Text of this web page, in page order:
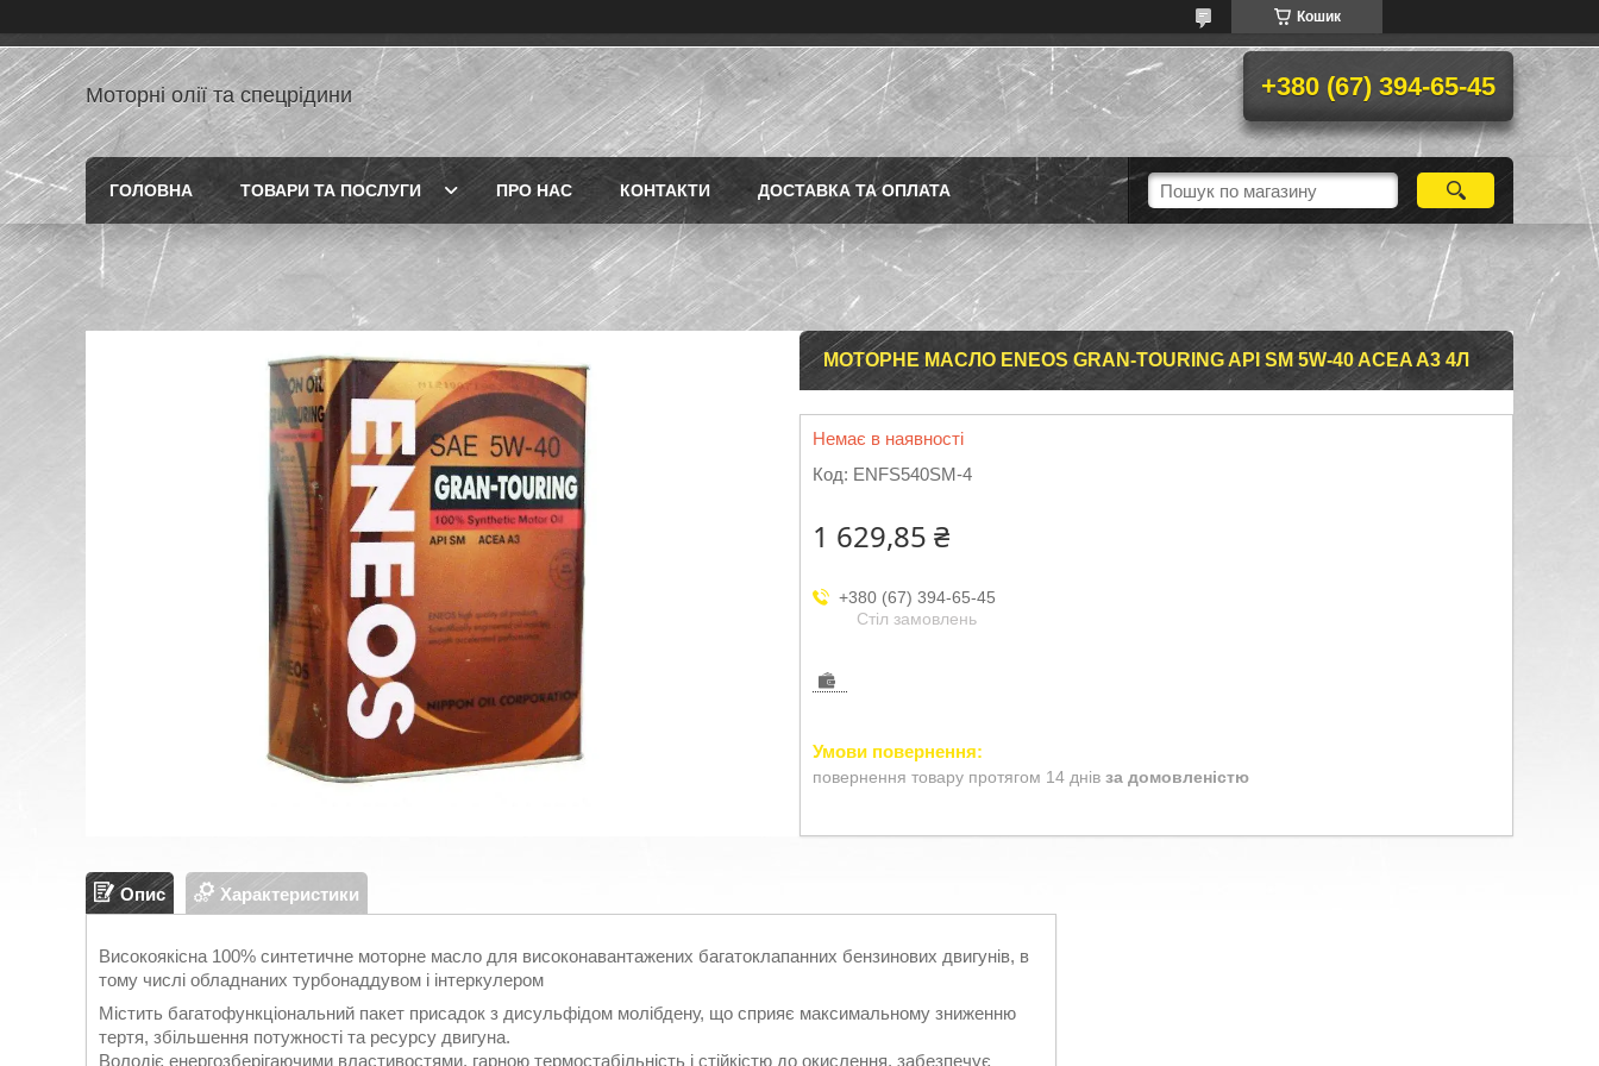
Кошик
Моторні олії та спецрідини +380 (67) 394-65-45
ГОЛОВНА ТОВАРИ ТА ПОСЛУГИ ПРО НАС КОНТАКТИ ДОСТАВКА ТА ОПЛАТА
МОТОРНЕ МАСЛО ENEOS GRAN-TOURING API SM 5W-40 ACEA A3 4Л
Немає в наявності
Код: ENFS540SM-4
1 629,85 ₴
+380 (67) 394-65-45
Стіл замовлень
повернення товару протягом 14 днів за домовленістю
Опис Характеристики
Високоякісна 100% синтетичне моторне масло для високонавантажених багатоклапанних бензинових двигунів, в
тому числі обладнаних турбонаддувом і інтеркулером
Містить багатофункціональний пакет присадок з дисульфідом молібдену, що сприяє максимальному зниженню
тертя, збільшення потужності та ресурсу двигуна.
Володіє енергозберігаючими властивостями, гарною термостабільність і стійкістю до окислення, забезпечує